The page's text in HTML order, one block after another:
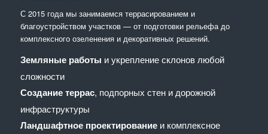
С 2015 года мы занимаемся террасированием и
благоустройством участков — от подготовки рельефа до
комплексного озеленения и декоративных решений.
Земляные работы и укрепление склонов любой
сложности
Создание террас, подпорных стен и дорожной
инфраструктуры
Ландшафтное проектированиеи комплексное